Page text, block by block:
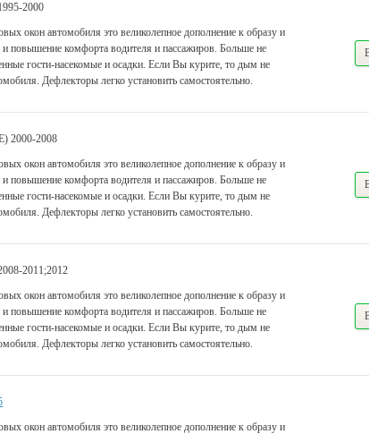
2000
окон автомобиля это великолепное дополнение к образу и
и повышение комфорта водителя и пассажиров. Больше не
гости-насекомые и осадки. Если Вы курите, то дым не
Дефлекторы легко установить самостоятельно.
2000-2008
окон автомобиля это великолепное дополнение к образу и
и повышение комфорта водителя и пассажиров. Больше не
гости-насекомые и осадки. Если Вы курите, то дым не
Дефлекторы легко установить самостоятельно.
2011;2012
окон автомобиля это великолепное дополнение к образу и
и повышение комфорта водителя и пассажиров. Больше не
гости-насекомые и осадки. Если Вы курите, то дым не
Дефлекторы легко установить самостоятельно.
окон автомобиля это великолепное дополнение к образу и